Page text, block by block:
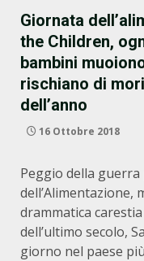
Giornata
the Children,
bambini
rischiano di
dell’anno
16 Ottobre 2018
Peggio della
dell’Alimentazione,
drammatica
dell’ultimo secolo,
giorno nel paese